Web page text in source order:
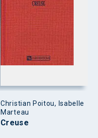
Christian Poitou, Isabelle
Marteau
Creuse